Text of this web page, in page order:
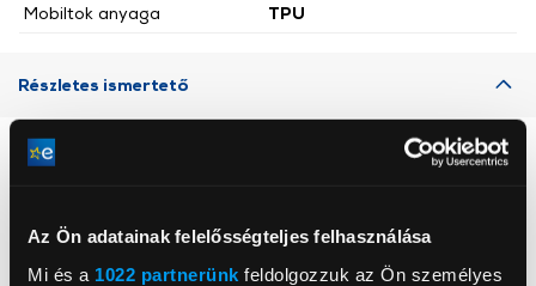
Az Ön adatainak felelősségteljes felhasználása
Mi és a 1022 partnerünk feldolgozzuk az Ön személyes
Mobiltok anyaga
TPU
Részletes ismertető